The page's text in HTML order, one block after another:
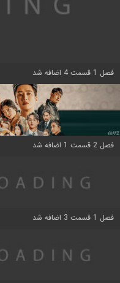
فصل 1 قسمت 4 اضافه شد
فصل 2 قسمت 1 اضافه شد
فصل 1 قسمت 3 اضافه شد